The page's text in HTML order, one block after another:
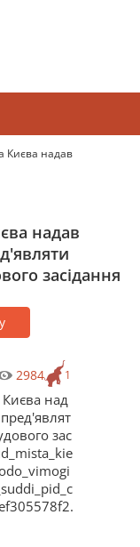
Києва надав
надав
засідання
1
2984